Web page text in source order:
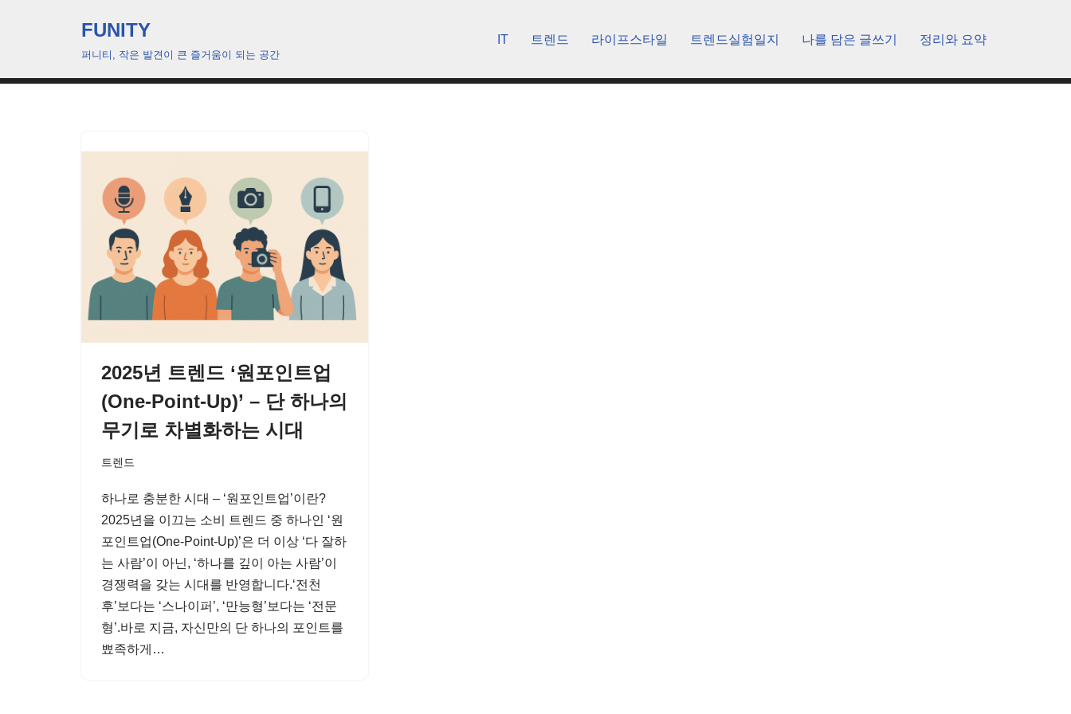
츠
FUNITY
퍼니티, 작은 발견이 큰 즐거움이 되는 공간
IT 트렌드 라이프스타일 트렌드실험일지 나를 담은 글쓰기 정리와 요약
2025년 트렌드 ‘원포인트업
(One-Point-Up)’ – 단 하나의
무기로 차별화하는 시대
트렌드
하나로 충분한 시대 – ‘원포인트업’이란?
2025년을 이끄는 소비 트렌드 중 하나인 ‘원
포인트업(One-Point-Up)’은 더 이상 ‘다 잘하
는 사람’이 아닌, ‘하나를 깊이 아는 사람’이
경쟁력을 갖는 시대를 반영합니다.‘전천
후’보다는 ‘스나이퍼’, ‘만능형’보다는 ‘전문
형’.바로 지금, 자신만의 단 하나의 포인트를
뾰족하게…